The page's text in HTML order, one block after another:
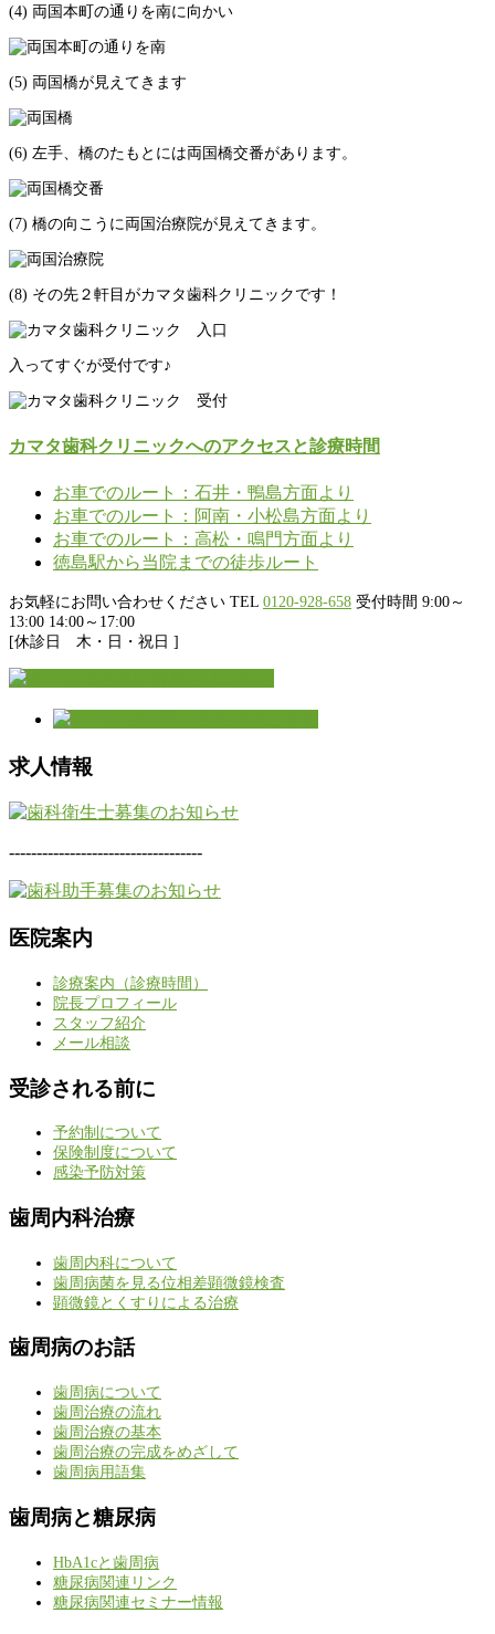
(4) 両国本町の通りを南に向かい
(5) 両国橋が見えてきます
(6) 左手、橋のたもとには両国橋交番があります。
(7) 橋の向こうに両国治療院が見えてきます。
(8) その先２軒目がカマタ歯科クリニックです！
入ってすぐが受付です♪
カマタ歯科クリニックへのアクセスと診療時間
お車でのルート：石井・鴨島方面より
お車でのルート：阿南・小松島方面より
お車でのルート：高松・鳴門方面より
徳島駅から当院までの徒歩ルート
お気軽にお問い合わせください TEL 0120-928-658 受付時間 9:00～
13:00 14:00～17:00
[休診日 木・日・祝日 ]
求人情報
-----------------------------------
医院案内
診療案内（診療時間）
院長プロフィール
スタッフ紹介
メール相談
受診される前に
予約制について
保険制度について
感染予防対策
歯周内科治療
歯周内科について
歯周病菌を見る位相差顕微鏡検査
顕微鏡とくすりによる治療
歯周病のお話
歯周病について
歯周治療の流れ
歯周治療の基本
歯周治療の完成をめざして
歯周病用語集
歯周病と糖尿病
HbA1cと歯周病
糖尿病関連リンク
糖尿病関連セミナー情報